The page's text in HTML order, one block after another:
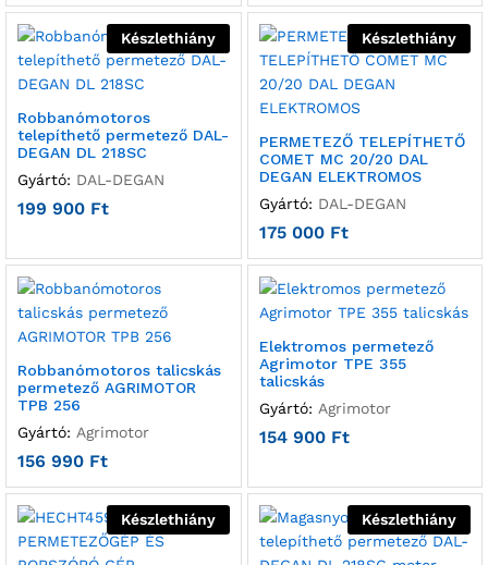
Készlethiány
Robbanómotoros
telepíthető permetező DAL-
DEGAN DL 218SC
Gyártó: DAL-DEGAN
199 900 Ft
Készlethiány
PERMETEZŐ TELEPÍTHETŐ
COMET MC 20/20 DAL
DEGAN ELEKTROMOS
Gyártó: DAL-DEGAN
175 000 Ft
Robbanómotoros talicskás
permetező AGRIMOTOR
TPB 256
Gyártó: Agrimotor
156 990 Ft
Elektromos permetező
Agrimotor TPE 355
talicskás
Gyártó: Agrimotor
154 900 Ft
Készlethiány Készlethiány